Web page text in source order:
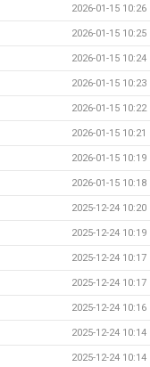
2026-01-15 10:26
2026-01-15 10:25
2026-01-15 10:24
2026-01-15 10:23
2026-01-15 10:22
2026-01-15 10:21
2026-01-15 10:19
2026-01-15 10:18
2025-12-24 10:20
2025-12-24 10:19
2025-12-24 10:17
2025-12-24 10:17
2025-12-24 10:16
2025-12-24 10:14
2025-12-24 10:14